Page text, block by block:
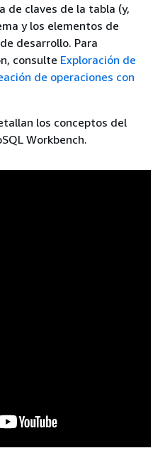
de claves de la tabla (y,
y los elementos de
desarrollo. Para
consulte Exploración de
de operaciones con
los conceptos del
Workbench.